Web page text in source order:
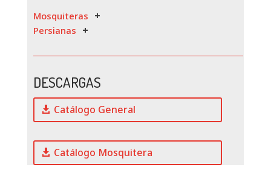
Mosquiteras
Persianas
DESCARGAS
Catálogo General
Catálogo Mosquitera